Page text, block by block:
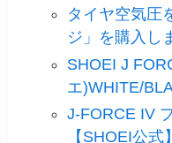
タイヤ空気圧
ジ」を購入し
SHOEI J
エ)WHITE/
J-FORCE IV
【SHOEI公式】